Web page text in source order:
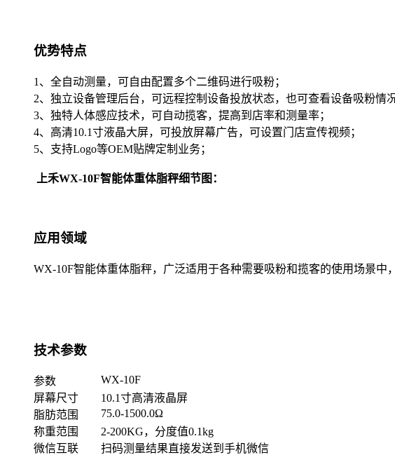
优势特点
1、全自动测量，可自由配置多个二维码进行吸粉；
2、独立设备管理后台，可远程控制设备投放状态，也可查看设备吸粉情况
3、独特人体感应技术，可自动揽客，提高到店率和测量率；
4、高清10.1寸液晶大屏，可投放屏幕广告，可设置门店宣传视频；
5、支持Logo等OEM贴牌定制业务；
上禾WX-10F智能体重体脂秤细节图：
应用领域
WX-10F智能体重体脂秤，广泛适用于各种需要吸粉和揽客的使用场景
技术参数
参数
WX-10F
屏幕尺寸
10.1寸高清液晶屏
脂肪范围
75.0-1500.0Ω
称重范围
2-200KG，分度值0.1kg
微信互联
扫码测量结果直接发送到手机微信